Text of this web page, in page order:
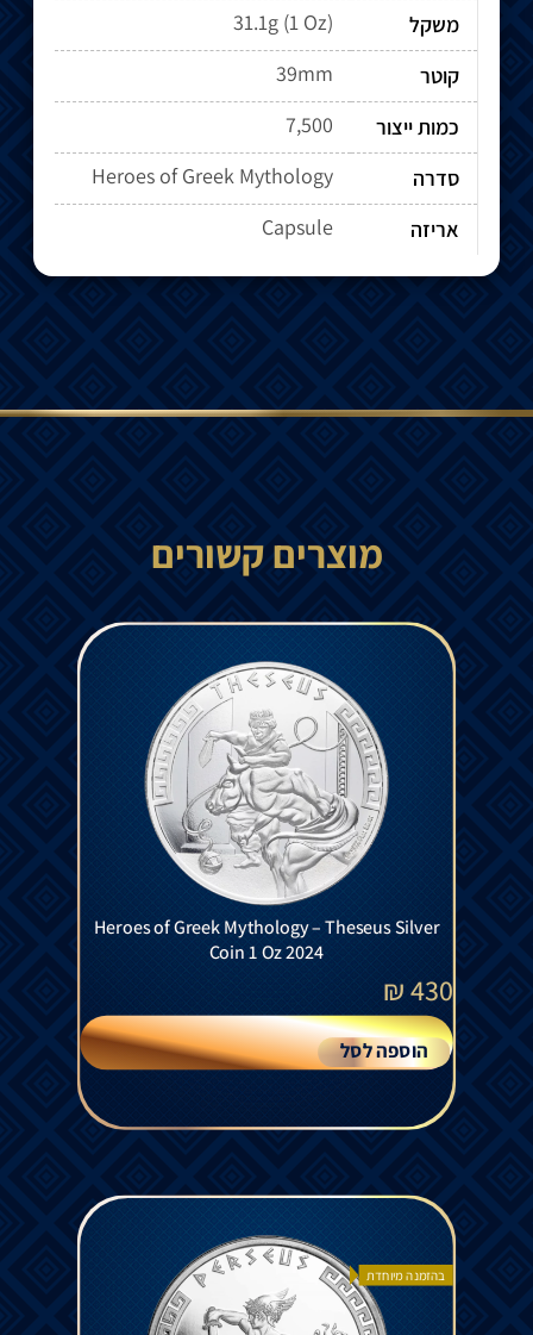
משקל
31.1g (1 Oz)
קוטר
39mm
כמות ייצור
7,500
סדרה
Heroes of Greek Mythology
אריזה
Capsule
מוצרים קשורים
Heroes of Greek Mythology – Theseus Silver
Coin 1 Oz 2024
430
₪
הוספה לסל
בהזמנה מיוחדת